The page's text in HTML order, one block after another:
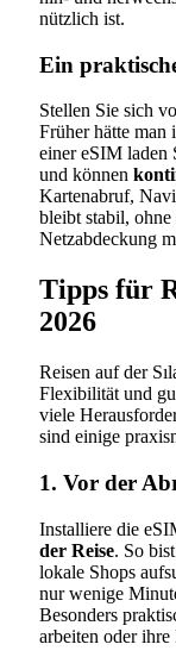
nützlich ist.
Ein
Stellen Sie sich
Früher hätte
einer eSIM laden
und können
Kartenabruf,
bleibt stabil, ohne
Netzabdeckung
Tipps für
2026
Reisen auf der
Flexibilität und
viele
sind einige
1. Vor der
Installiere die
der Reise. So
lokale Shops
nur wenige
Besonders
arbeiten oder ihre